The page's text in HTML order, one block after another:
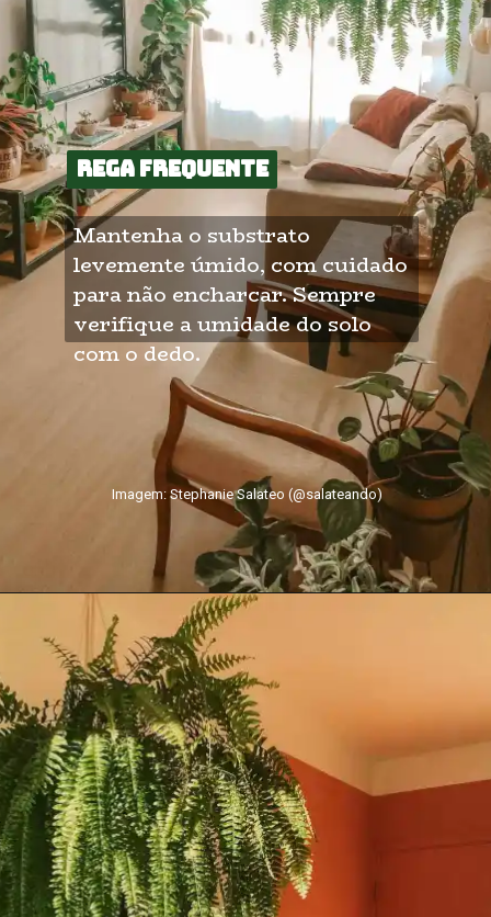
Rega frequente
Rega frequente
Mantenha o substrato
levemente úmido, com cuidado
para não encharcar. Sempre
verifique a umidade do solo
com o dedo.
Imagem: Stephanie Salateo (@salateando)